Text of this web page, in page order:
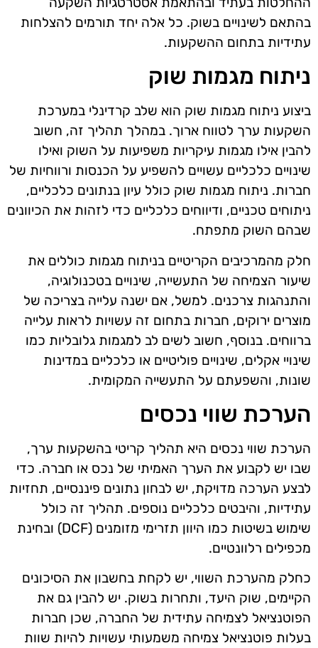
בהתאם לשינויים בשוק. כל אלה יחד תורמים להצלחות
עתידיות בתחום ההשקעות.
ניתוח מגמות שוק
ביצוע ניתוח מגמות שוק הוא שלב קרדינלי במערכת
השקעות ערך לטווח ארוך. במהלך תהליך זה, חשוב
להבין אילו מגמות עיקריות משפיעות על השוק ואילו
שינויים כלכליים עשויים להשפיע על הכנסות ורווחיות של
חברות. ניתוח מגמות שוק כולל עיון בנתונים כלכליים,
ניתוחים טכניים, ודיווחים כלכליים כדי לזהות את הכיוונים
שבהם השוק מתפתח.
חלק מהמרכיבים הקריטיים בניתוח מגמות כוללים את
שיעור הצמיחה של התעשייה, שינויים בטכנולוגיה,
והתנהגות צרכנים. למשל, אם ישנה עלייה בצריכה של
מוצרים ירוקים, חברות בתחום זה עשויות לראות עלייה
ברווחים. בנוסף, חשוב לשים לב למגמות גלובליות כמו
שינויי אקלים, שינויים פוליטיים או כלכליים במדינות
שונות, והשפעתם על התעשייה המקומית.
הערכת שווי נכסים
הערכת שווי נכסים היא תהליך קריטי בהשקעות ערך,
שבו יש לקבוע את הערך האמיתי של נכס או חברה. כדי
לבצע הערכה מדויקת, יש לבחון נתונים פיננסיים, תחזיות
עתידיות, והיבטים כלכליים נוספים. תהליך זה כולל
שימוש בשיטות כמו היוון תזרימי מזומנים (DCF) ובחינת
מכפילים רלוונטיים.
כחלק מהערכת השווי, יש לקחת בחשבון את הסיכונים
הקיימים, שוק היעד, ותחרות בשוק. יש להבין גם את
הפוטנציאל לצמיחה עתידית של החברה, שכן חברות
בעלות פוטנציאל צמיחה משמעותי עשויות להיות שוות